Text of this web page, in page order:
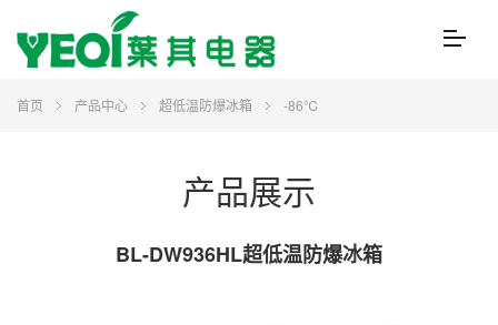
首页 产品中心 超低温防爆冰箱 -86℃
产品展示
BL-DW936HL超低温防爆冰箱